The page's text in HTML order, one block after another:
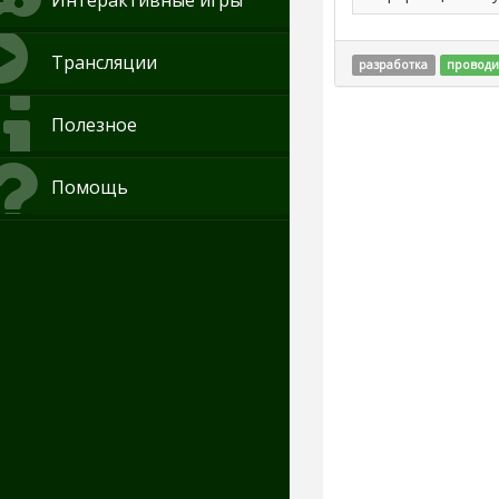
Трансляции
Полезное
Помощь
разработка